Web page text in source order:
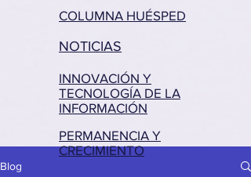
Blog
COLUMNA HUÉSPED
NOTICIAS
INNOVACIÓN Y
TECNOLOGÍA DE LA
INFORMACIÓN
PERMANENCIA Y
CRECIMIENTO